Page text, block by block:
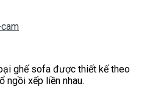
ghế sofa được thiết kế theo
ngồi xếp liền nhau.